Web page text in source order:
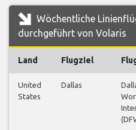
Wöchentliche
durchgeführt von Volaris
Land Flugziel
United
States
Dallas